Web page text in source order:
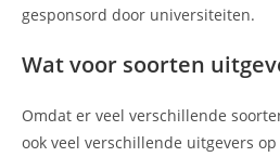
gesponsord door universiteiten.
Wat voor soorten
Omdat er veel verschillende
ook veel verschillende uitgevers